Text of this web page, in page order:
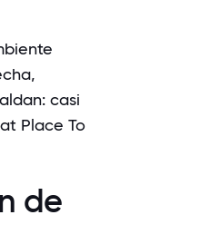
casi
Place To
de